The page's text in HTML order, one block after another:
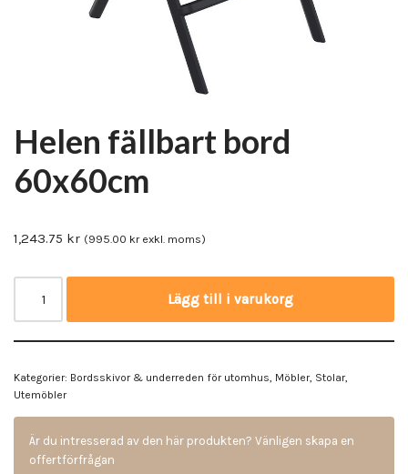
Helen fällbart bord
60x60cm
1,243.75 kr (995.00 krexkl. moms)
Lägg till i varukorg
Kategorier: Bordsskivor & underreden för utomhus, Möbler, Stolar,
Utemöbler
Är du intresserad av den här produkten? Vänligen skapa en
offertförfrågan